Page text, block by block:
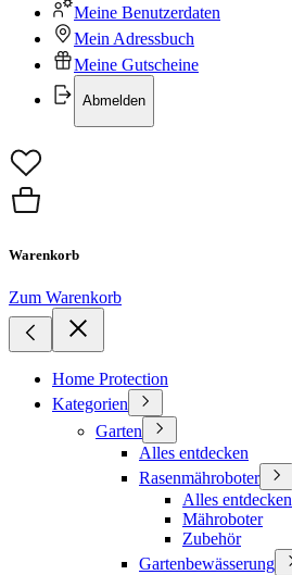
Meine Benutzerdaten
Mein Adressbuch
Meine Gutscheine
Abmelden
Warenkorb
Zum Warenkorb
Home Protection
Kategorien
Garten
Alles entdecken
Rasenmähroboter
Alles entdecken
Mähroboter
Zubehör
Gartenbewässerung